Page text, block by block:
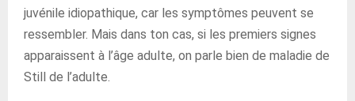
juvénile idiopathique, car les symptômes peuvent se
ressembler. Mais dans ton cas, si les premiers signes
apparaissent à l’âge adulte, on parle bien de maladie de
Still de l’adulte.